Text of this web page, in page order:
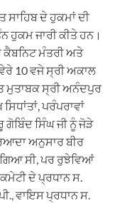
ਦੇ ਹੁਕਮਾਂ ਦੀ
ਹੁਕਮ ਜਾਰੀ ਕੀਤੇ ਹਨ।
ਕੈਬਨਿਟ ਮੰਤਰੀ ਅਤੇ
10 ਵਜੇ ਸ੍ਰੀ ਅਕਾਲ
ਮੁਤਾਬਕ ਸ੍ਰੀ ਅਨੰਦਪੁਰ
ਪਰੰਪਰਾਵਾਂ
ਸਿੰਘ ਜੀ ਨੂੰ ਜੋੜੇ
ਅਨੁਸਾਰ ਬੀਰ
ਗਿਆ ਸੀ, ਪਰ ਰੁਝੇਵਿਆਂ
ਦੇ ਪ੍ਰਧਾਨ ਸ.
ਵਾਇਸ ਪ੍ਰਧਾਨ ਸ.